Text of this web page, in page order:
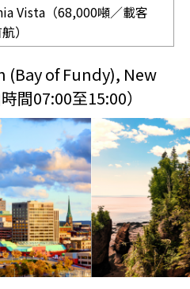
Vista（68,000噸／載客
）
(Bay of Fundy), New
間07:00至15:00）